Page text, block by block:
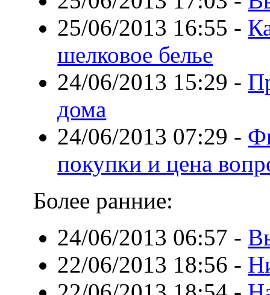
25/06/2013 16:55 -
шелковое белье
24/06/2013 15:29 -
дома
24/06/2013 07:29 -
покупки и цена
Более ранние:
24/06/2013 06:57 -
22/06/2013 18:56 -